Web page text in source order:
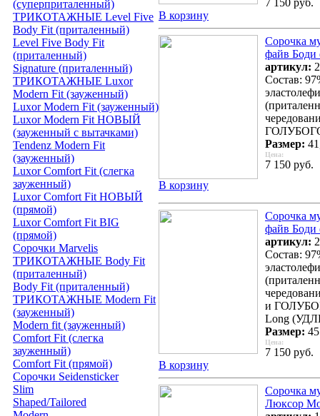
(суперприталенный)
ТРИКОТАЖНЫЕ Level Five
Body Fit (приталенный)
Level Five Body Fit
(приталенный)
Signature (приталенный)
ТРИКОТАЖНЫЕ Luxor
Modern Fit (зауженный)
Luxor Modern Fit (зауженный)
Luxor Modern Fit НОВЫЙ
(зауженный с вытачками)
Tendenz Modern Fit
(зауженный)
Luxor Comfort Fit (слегка
зауженный)
Luxor Comfort Fit НОВЫЙ
(прямой)
Luxor Comfort Fit BIG
(прямой)
Сорочки Marvelis
ТРИКОТАЖНЫЕ Body Fit
(приталенный)
Body Fit (приталенный)
ТРИКОТАЖНЫЕ Modern Fit
(зауженный)
Modern fit (зауженный)
Comfort Fit (слегка
зауженный)
Comfort Fit (прямой)
Сорочки Seidensticker
Slim
Shaped/Tailored
7 150 руб.
В корзину
Сорочка
файв Боди
артикул:
Состав:
Размер:
Цена:
7 150 руб.
В корзину
Сорочка
файв Боди
артикул:
Состав:
и
Long
Размер: 45
Цена:
7 150 руб.
В корзину
Сорочка
Люксор